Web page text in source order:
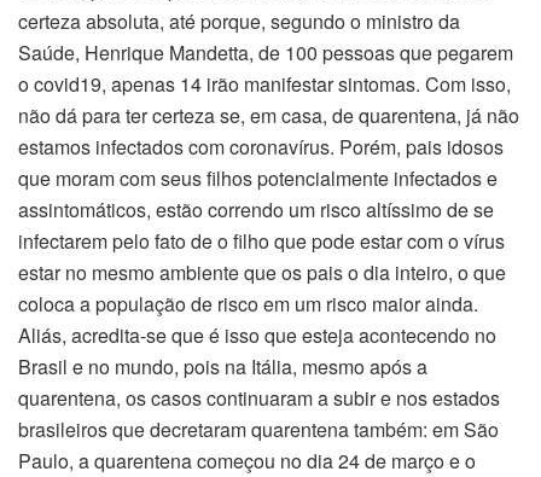
certeza absoluta, até porque, segundo o ministro da
Saúde, Henrique Mandetta, de 100 pessoas que pegarem
o covid19, apenas 14 irão manifestar sintomas. Com isso,
não dá para ter certeza se, em casa, de quarentena, já não
estamos infectados com coronavírus. Porém, pais idosos
que moram com seus filhos potencialmente infectados e
assintomáticos, estão correndo um risco altíssimo de se
infectarem pelo fato de o filho que pode estar com o vírus
estar no mesmo ambiente que os pais o dia inteiro, o que
coloca a população de risco em um risco maior ainda.
Aliás, acredita-se que é isso que esteja acontecendo no
Brasil e no mundo, pois na Itália, mesmo após a
quarentena, os casos continuaram a subir e nos estados
brasileiros que decretaram quarentena também: em São
Paulo, a quarentena começou no dia 24 de março e o